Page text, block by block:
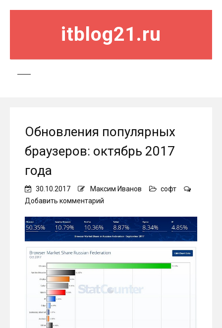
itblog21.ru
Обновления популярных
браузеров: октябрь 2017
года
30.10.2017 Максим Иванов
софт
Добавить комментарий
популярных
браузеров:
октябрь
2017
года